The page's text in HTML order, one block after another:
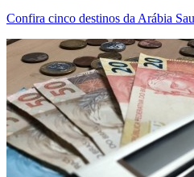
Confira cinco destinos da Arábia